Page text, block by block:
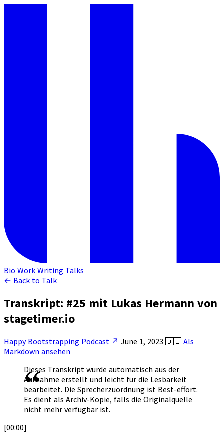
Bio Work Writing Talks
← Back to Talk
Transkript: #25 mit Lukas Hermann von
stagetimer.io
Happy Bootstrapping Podcast ↗ June 1, 2023 🇩🇪 Als
Markdown ansehen
Dieses Transkript wurde automatisch aus der
Aufnahme erstellt und leicht für die Lesbarkeit
bearbeitet. Die Sprecherzuordnung ist Best-effort.
Es dient als Archiv-Kopie, falls die Originalquelle
nicht mehr verfügbar ist.
[00:00]